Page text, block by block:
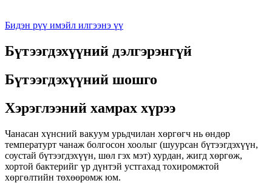
Бидэн рүү имэйл илгээнэ үү
Бүтээгдэхүүний дэлгэрэнгүй
Бүтээгдэхүүний шошго
Хэрэглээний хамрах хүрээ
Чанасан хүнсний вакуум урьдчилан хөргөгч нь өндөр
температурт чанаж болгосон хоолыг (шуурсан бүтээгдэхүүн,
соустай бүтээгдэхүүн, шөл гэх мэт) хурдан, жигд хөргөж,
хортой бактерийг үр дүнтэй устгахад тохиромжтой
хөргөлтийн төхөөрөмж юм.